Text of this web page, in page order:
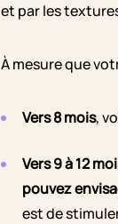
et par les
À mesure que
Vers 8 mois,
Vers 9 à 12
pouvez
est de